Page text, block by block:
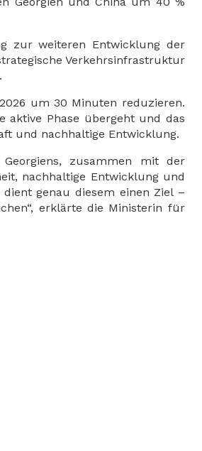
zur weiteren Entwicklung der
Verkehrsinfrastruktur
um 30 Minuten reduzieren.
aktive Phase übergeht und das
und nachhaltige Entwicklung.
zusammen mit der
nachhaltige Entwicklung und
genau diesem einen Ziel –
erklärte die Ministerin für